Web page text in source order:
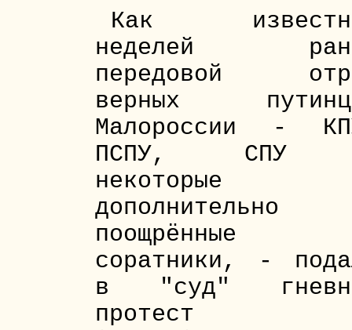
Как
неделей
передовой
верных
Малороссии -
ПСПУ, СПУ
некоторые
дополнительно
поощрённые
соратники, -
в "суд"
протест